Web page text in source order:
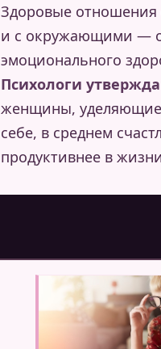
Здоровые отношения
и с окружающими —
эмоционального
Психологи
женщины,
себе, в среднем
продуктивнее в